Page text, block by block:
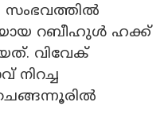
സംഭവത്തിൽ
റബീഹുൾ ഹക്ക്
വിവേക്